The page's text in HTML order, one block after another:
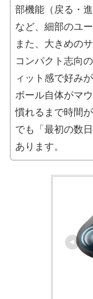
部機能（戻る・
など、細部のユ
また、大きめの
コンパクト志向
ィット感で好み
ボール自体がマ
慣れるまで時間
でも「最初の数
あります。